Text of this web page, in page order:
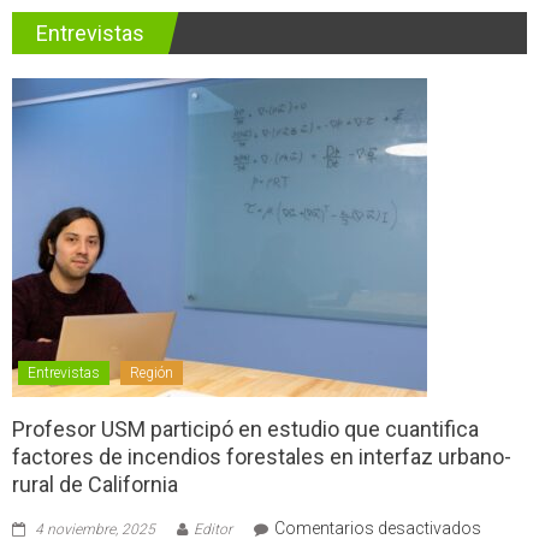
Entrevistas
Entrevistas Región
Profesor USM participó en estudio que cuantifica
factores de incendios forestales en interfaz urbano-
rural de California
4 noviembre, 2025 Editor Comentarios desactivados